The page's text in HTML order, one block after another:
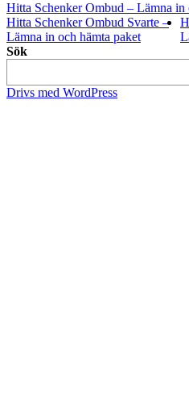
Hitta Schenker Ombud – Lämna in
Hitta Schenker Ombud Svarte –
Lämna in och hämta paket
Sök
Drivs med WordPress